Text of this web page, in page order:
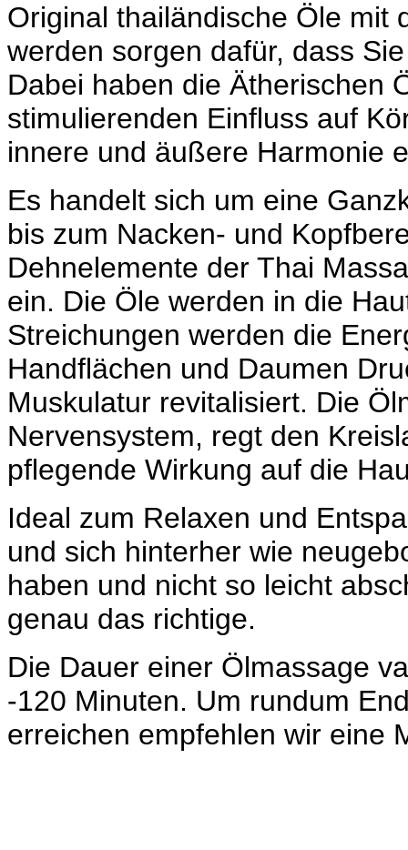
Original thailändische Öle mit
werden sorgen dafür, dass
Dabei haben die Ätherischen
stimulierenden Einfluss auf
innere und äußere Harmonie
Es handelt sich um eine
bis zum Nacken- und
Dehnelemente der Thai
ein. Die Öle werden in die
Streichungen werden die
Handflächen und Daumen
Muskulatur revitalisiert. Die
Nervensystem, regt den
pflegende Wirkung auf die
Ideal zum Relaxen und
und sich hinterher wie
haben und nicht so leicht
genau das richtige.
Die Dauer einer Ölmassage
-120 Minuten. Um rundum
erreichen empfehlen wir eine